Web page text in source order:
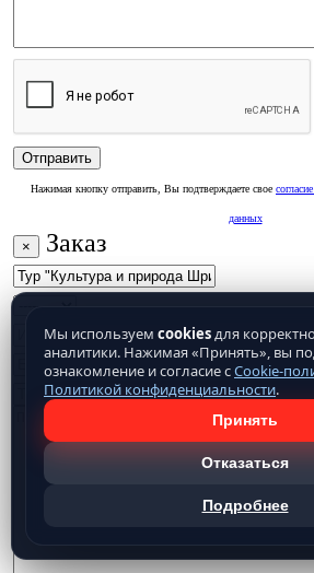
Нажимая кнопку отправить, Вы подтверждаете свое
данных
× Заказ
Мы используем cookiesдля
аналитики. Нажимая «Принять», вы
ознакомление и согласие сCookie-
Политикой конфиденциальности.
Принять
Отказаться
Подробнее